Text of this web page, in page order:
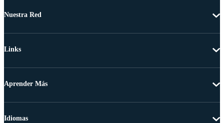
Nuestra Red
Links
Aprender Más
Idiomas